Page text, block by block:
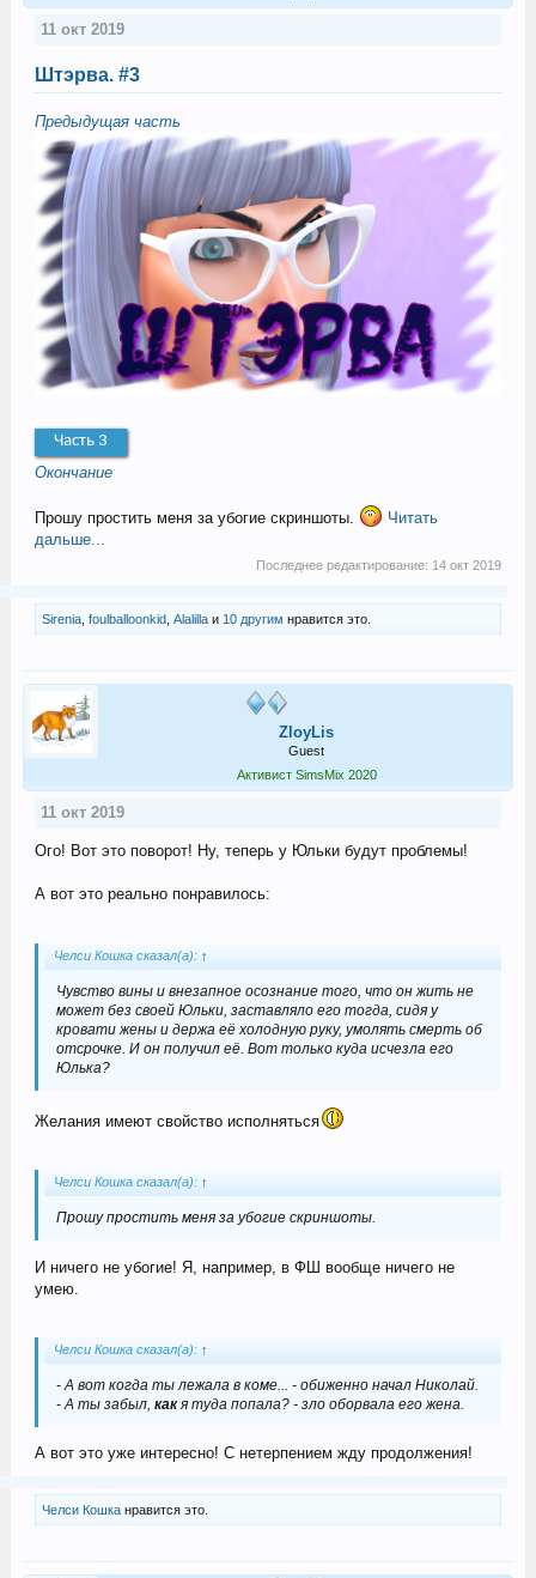
11 окт 2019
Штэрва. #3
Предыдущая часть
Часть 3
Окончание
Прошу простить меня за убогие скриншоты.
Читать
дальше...
Последнее редактирование: 14 окт 2019
Sirenia, foulballoonkid Alalillaи 10 другим нравится это.
ZloyLis
Guest
Активист SimsMix 2020
11 окт 2019
Ого! Вот это поворот! Ну, теперь у Юльки будут проблемы!
А вот это реально понравилось:
Челси Кошка сказал(а): ↑
Чувство вины и внезапное осознание того, что он жить не
может без своей Юльки, заставляло его тогда, сидя у
кровати жены и держа её холодную руку, умолять смерть об
отсрочке. И он получил её. Вот только куда исчезла его
Юлька?
Желания имеют свойство исполняться
Челси Кошка сказал(а): ↑
Прошу простить меня за убогие скриншоты.
И ничего не убогие! Я, например, в ФШ вообще ничего не
умею.
Челси Кошка сказал(а): ↑
- А вот когда ты лежала в коме... - обиженно начал Николай.
- А ты забыл, какя туда попала? - зло оборвала его жена.
А вот это уже интересно! С нетерпением жду продолжения!
Челси Кошканравится это.